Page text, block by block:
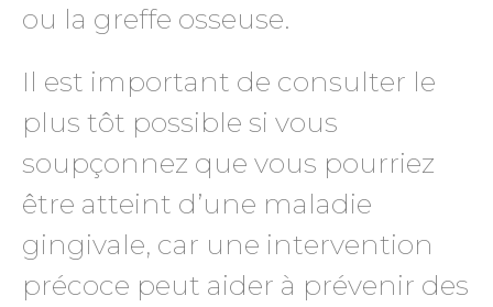
ou la greffe osseuse.
Il est important de consulter le
plus tôt possible si vous
soupçonnez que vous pourriez
être atteint d’une maladie
gingivale, car une intervention
précoce peut aider à prévenir des